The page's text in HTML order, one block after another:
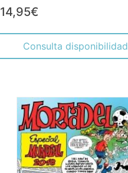
14,95€
Consulta disponibilidad